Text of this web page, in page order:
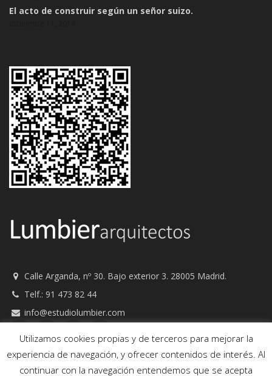
El acto de construir según un señor suizo.
Calle Arganda, nº 30. Bajo exterior 3. 28005 Madrid.
Telf.: 91 473 82 44
info@estudiolumbier.com
Utilizamos cookies propias y de terceros para mejorar la
experiencia de navegación, y ofrecer contenidos de interés. Al
continuar con la navegación entendemos que se acepta